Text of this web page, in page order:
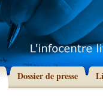
Dossier de presse